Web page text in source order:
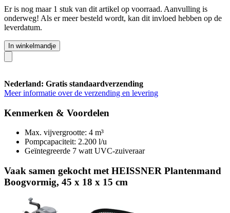
Er is nog maar 1 stuk van dit artikel op voorraad. Aanvulling is
onderweg! Als er meer besteld wordt, kan dit invloed hebben op de
leverdatum.
In winkelmandje
Nederland: Gratis standaardverzending
Meer informatie over de verzending en levering
Kenmerken & Voordelen
Max. vijvergrootte: 4 m³
Pompcapaciteit: 2.200 l/u
Geïntegreerde 7 watt UVC-zuiveraar
Vaak samen gekocht met HEISSNER Plantenmand
Boogvormig, 45 x 18 x 15 cm